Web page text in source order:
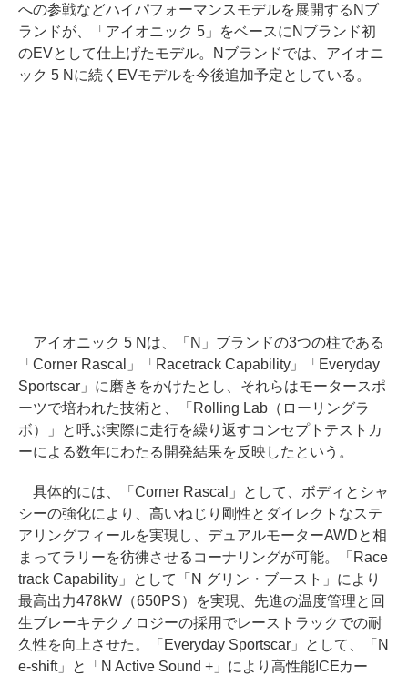
への参戦などハイパフォーマンスモデルを展開するNブ
ランドが、「アイオニック 5」をベースにNブランド初
のEVとして仕上げたモデル。Nブランドでは、アイオニ
ック 5 Nに続くEVモデルを今後追加予定としている。
アイオニック 5 Nは、「N」ブランドの3つの柱である
「Corner Rascal」「Racetrack Capability」「Everyday
Sportscar」に磨きをかけたとし、それらはモータースポ
ーツで培われた技術と、「Rolling Lab（ローリングラ
ボ）」と呼ぶ実際に走行を繰り返すコンセプトテストカ
ーによる数年にわたる開発結果を反映したという。
具体的には、「Corner Rascal」として、ボディとシャ
シーの強化により、高いねじり剛性とダイレクトなステ
アリングフィールを実現し、デュアルモーターAWDと相
まってラリーを彷彿させるコーナリングが可能。「Race
track Capability」として「N グリン・ブースト」により
最高出力478kW（650PS）を実現、先進の温度管理と回
生ブレーキテクノロジーの採用でレーストラックでの耐
久性を向上させた。「Everyday Sportscar」として、「N
e-shift」と「N Active Sound +」により高性能ICEカー